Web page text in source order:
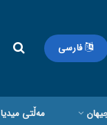
فارسی
مەڵتی میدیا